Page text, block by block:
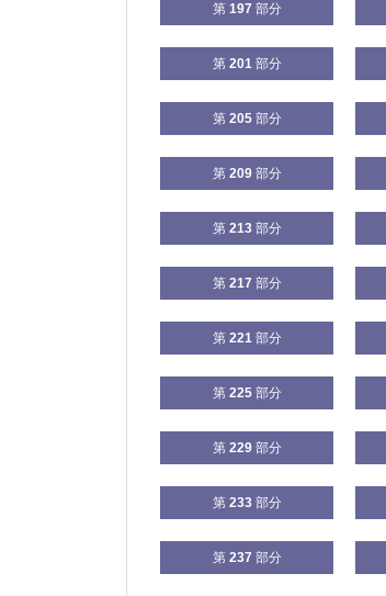
第 197 部分
第 201部分
第 205部分
第 209部分
第 213部分
第 217 部分
第 221部分
第 225部分
第 229部分
第 233部分
第 237 部分